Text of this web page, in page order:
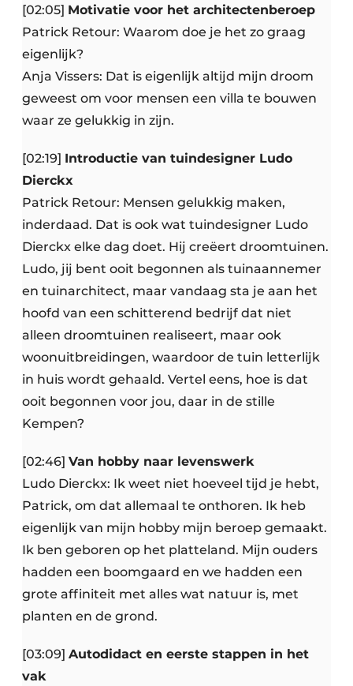
[02:05] Motivatie voor het architectenberoep
Patrick Retour: Waarom doe je het zo graag
eigenlijk?
Anja Vissers: Dat is eigenlijk altijd mijn droom
geweest om voor mensen een villa te bouwen
waar ze gelukkig in zijn.
[02:19] Introductie van tuindesigner Ludo
Dierckx
Patrick Retour: Mensen gelukkig maken,
inderdaad. Dat is ook wat tuindesigner Ludo
Dierckx elke dag doet. Hij creëert droomtuinen.
Ludo, jij bent ooit begonnen als tuinaannemer
en tuinarchitect, maar vandaag sta je aan het
hoofd van een schitterend bedrijf dat niet
alleen droomtuinen realiseert, maar ook
woonuitbreidingen, waardoor de tuin letterlijk
in huis wordt gehaald. Vertel eens, hoe is dat
ooit begonnen voor jou, daar in de stille
Kempen?
[02:46] Van hobby naar levenswerk
Ludo Dierckx: Ik weet niet hoeveel tijd je hebt,
Patrick, om dat allemaal te onthoren. Ik heb
eigenlijk van mijn hobby mijn beroep gemaakt.
Ik ben geboren op het platteland. Mijn ouders
hadden een boomgaard en we hadden een
grote affiniteit met alles wat natuur is, met
planten en de grond.
[03:09] Autodidact en eerste stappen in het
vak